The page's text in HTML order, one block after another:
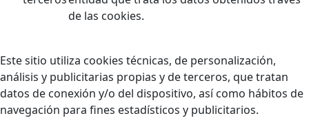
de las cookies.
Este sitio utiliza cookies técnicas, de personalización,
análisis y publicitarias propias y de terceros, que tratan
datos de conexión y/o del dispositivo, así como hábitos de
navegación para fines estadísticos y publicitarios.